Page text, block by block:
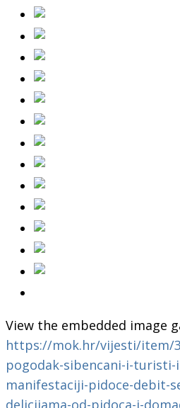
View the embedded image
https://mok.hr/vijesti/item/
pogodak-sibencani-i-turisti-
manifestaciji-pidoce-debit-
delicijama-od-pidoca-i-